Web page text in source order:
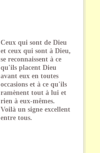
Ceux qui sont de Dieu
et ceux qui sont à Dieu,
se reconnaissent à ce
qu'ils placent Dieu
avant eux en toutes
occasions et à ce qu'ils
ramènent tout à lui et
rien à eux-mêmes.
Voilà un signe excellent
entre tous.